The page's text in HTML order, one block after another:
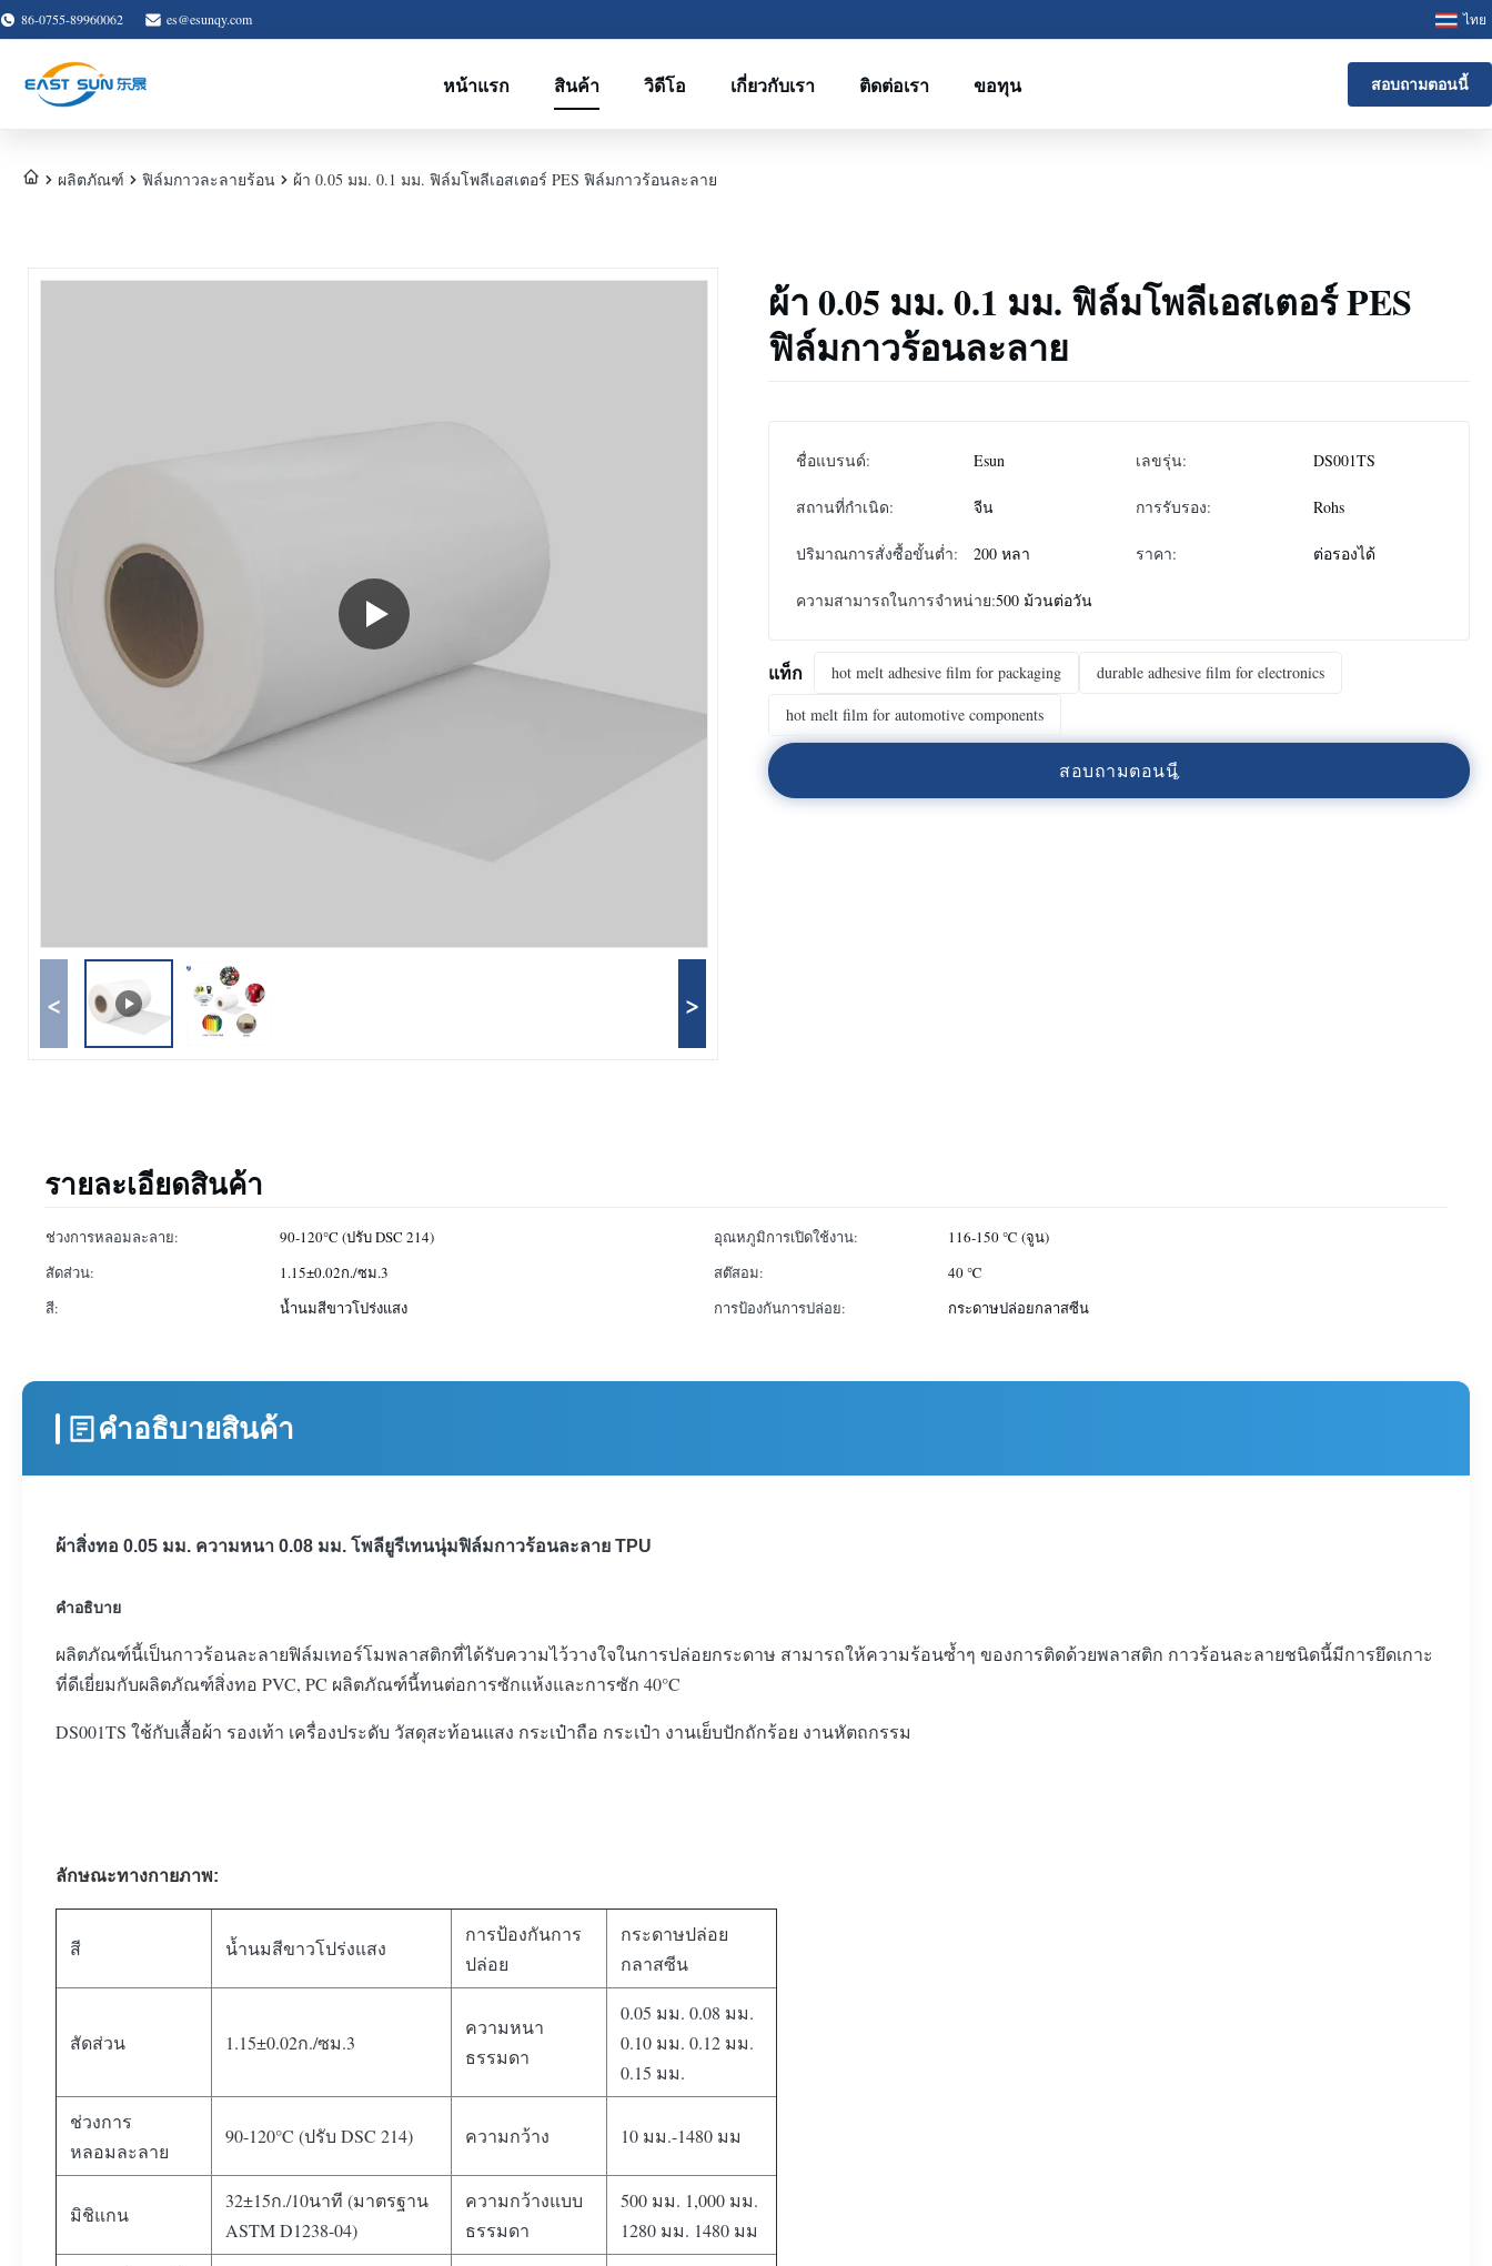
86-0755-89960062 es@esunqy.com ไทย
หน้าแรก สินค้า วิดีโอ เกี่ยวกับเรา ติดต่อเรา ขอทุน สอบถามตอนนี้
ผลิตภัณฑ์ ฟิล์มกาวละลายร้อน ผ้า 0.05 มม. 0.1 มม. ฟิล์มโพลีเอสเตอร์ PES ฟิล์มกาวร้อนละลาย
< >
ผ้า 0.05 มม. 0.1 มม. ฟิล์มโพลีเอสเตอร์ PES
ฟิล์มกาวร้อนละลาย
ชื่อแบรนด์: Esun เลขรุ่น: DS001TS
สถานที่กำเนิด: จีน การรับรอง: Rohs
ปริมาณการสั่งซื้อขั้นต่ำ: 200 หลา ราคา: ต่อรองได้
ความสามารถในการจําหน่าย:500 ม้วนต่อวัน
แท็ก hot melt adhesive film for packaging
durable adhesive film for electronics
hot melt film for automotive components
สอบถามตอนน
รายละเอียดสินค้า
ช่วงการหลอมละลาย: 90-120°C (ปรับ DSC 214) อุณหภูมิการเปิดใช้งาน:
116-150 ℃ (จูน)
สัดส่วน:
1.15±0.02ก./ซม.3 สต๊สอม:
40 ℃
สี:
น้ำนมสีขาวโปร่งแสง การป้องกันการปล่อย: กระดาษปล่อยกลาสซีน
คําอธิบายสินค้า
ผ้าสิ่งทอ 0.05 มม. ความหนา 0.08 มม. โพลียูรีเทนนุ่มฟิล์มกาวร้อนละลาย TPU
คำอธิบาย
ผลิตภัณฑ์นี้เป็นกาวร้อนละลายฟิล์มเทอร์โมพลาสติกที่ได้รับความไว้วางใจในการปล่อยกระดาษ สามารถให้ความร้อนซ้ำๆ ของการติดด้วยพลาสติก กาวร้อนละลายชนิดนี้มีการยึดเกาะ
ที่ดีเยี่ยมกับผลิตภัณฑ์สิ่งทอ PVC, PC ผลิตภัณฑ์นี้ทนต่อการซักแห้งและการซัก 40°C
DS001TS ใช้กับเสื้อผ้า รองเท้า เครื่องประดับ วัสดุสะท้อนแสง กระเป๋าถือ กระเป๋า งานเย็บปักถักร้อย งานหัตถกรรม
ลักษณะทางกายภาพ:
สี น้ำนมสีขาวโปร่งแสง
การป้องกันการ
ปล่อย
กระดาษปล่อย
กลาสซีน
สัดส่วน 1.15±0.02ก./ซม.3
ความหนา
ธรรมดา
0.05 มม. 0.08 มม.
0.10 มม. 0.12 มม.
0.15 มม.
ช่วงการ
หลอมละลาย
90-120°C (ปรับ DSC 214) ความกว้าง 10 มม.-1480 มม
มิชิแกน
32±15ก./10นาที (มาตรฐาน
ASTM D1238-04)
ความกว้างแบบ
ธรรมดา
500 มม. 1,000 มม.
1280 มม. 1480 มม